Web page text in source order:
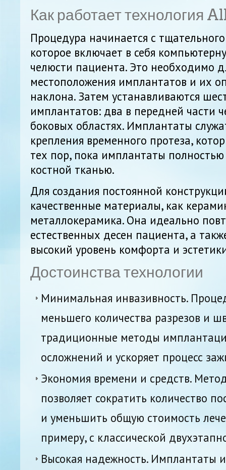
Как работает технология
Процедура начинается с
которое включает в себя
челюсти пациента. Это необходимо
местоположения имплантатов и их
наклона. Затем устанавливаются
имплантатов: два в передней части
боковых областях. Имплантаты
крепления временного протеза,
тех пор, пока имплантаты полностью
костной тканью.
Для создания постоянной
качественные материалы, как
металлокерамика. Она идеально
естественных десен пациента, а
высокий уровень комфорта и
Достоинства технологии
Минимальная инвазивность.
меньшего количества разрезов и
традиционные методы
осложнений и ускоряет процесс
Экономия времени и средств.
позволяет сократить количество
и уменьшить общую стоимость
примеру, с классической
Высокая надежность. Имплантаты